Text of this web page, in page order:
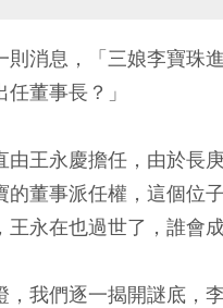
則消息，「三娘李寶珠
董事長？」
由王永慶擔任，由於長
的董事派任權，這個位
永在也過世了，誰會
，我們逐一揭開謎底，